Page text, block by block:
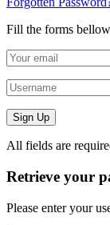
Fill the forms
All fields are
Retrieve your
Please enter your